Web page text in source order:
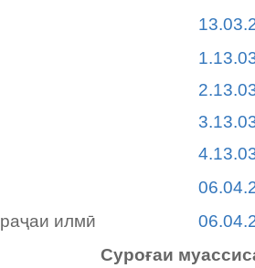
илмӣ
Суроғаи